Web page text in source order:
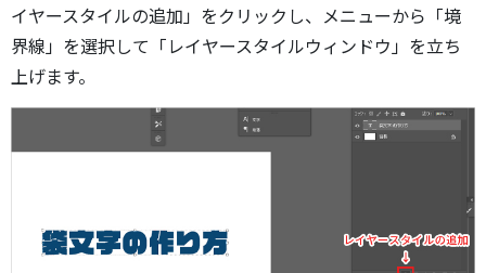
イヤースタイルの追加」をクリックし、メニューから「境
界線」を選択して「レイヤースタイルウィンドウ」を立ち
上げます。